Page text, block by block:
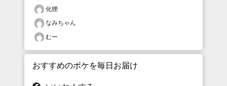
化狸
なみちゃん
むー
おすすめのボケを毎日お届け